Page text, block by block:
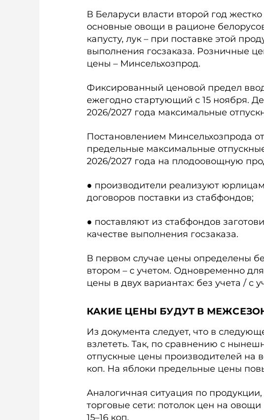
В Беларуси власти второй год
основные овощи в рационе
капусту, лук – при поставке этой
выполнения госзаказа. Розничные
цены – Минсельхозпрод.
Фиксированный ценовой предел
ежегодно стартующий с 15 ноября.
2026/2027 года максимальные
Постановлением Минсельхозпрода
предельные максимальные
2026/2027 года на плодоовощную
● производители реализуют
договоров поставки из стабфондов;
● поставляют из стабфондов
качестве выполнения госзаказа.
В первом случае цены определены
втором – с учетом. Одновременно
цены в двух вариантах: без учета / с
КАКИЕ ЦЕНЫ БУДУТ В
Из документа следует, что в
взлететь. Так, по сравнению с
отпускные цены производителей на
коп. На яблоки предельные цены
Аналогичная ситуация по
торговые сети: потолок цен на
15–16 коп.